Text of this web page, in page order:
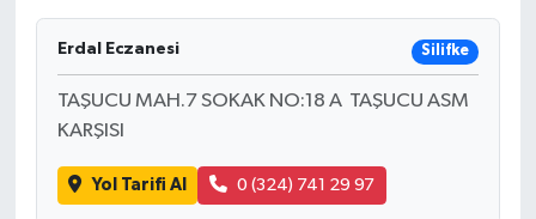
Erdal Eczanesi Silifke
TAŞUCU MAH.7 SOKAK NO:18 A TAŞUCU ASM
KARŞISI
Yol Tarifi Al 0 (324) 741 29 97